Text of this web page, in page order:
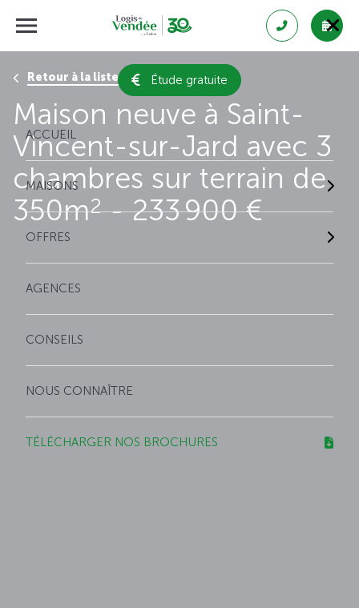
Étude gratuite
ACCUEIL
MAISONS
OFFRES
AGENCES
CONSEILS
NOUS CONNAÎTRE
TÉLÉCHARGER NOS BROCHURES
Retour à la liste des résultats
Maison neuve à Saint-
Vincent-sur-Jard avec 3
chambres sur terrain de
350m2- 233 900 €